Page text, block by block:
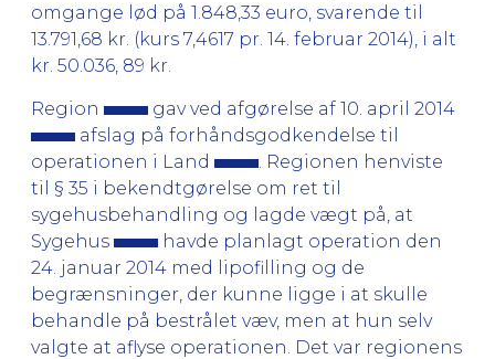
omgange lød på 1.848,33 euro, svarende til
13.791,68 kr. (kurs 7,4617 pr. 14. februar 2014), i alt
kr. 50.036, 89 kr.
Region
gav ved afgørelse af 10. april 2014
afslag på forhåndsgodkendelse til
operationen i Land
. Regionen henviste
til § 35 i bekendtgørelse om ret til
sygehusbehandling og lagde vægt på, at
Sygehus
havde planlagt operation den
24. januar 2014 med lipofilling og de
begrænsninger, der kunne ligge i at skulle
behandle på bestrålet væv, men at hun selv
valgte at aflyse operationen. Det var regionens